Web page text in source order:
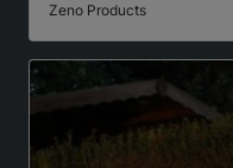
Zeno Products